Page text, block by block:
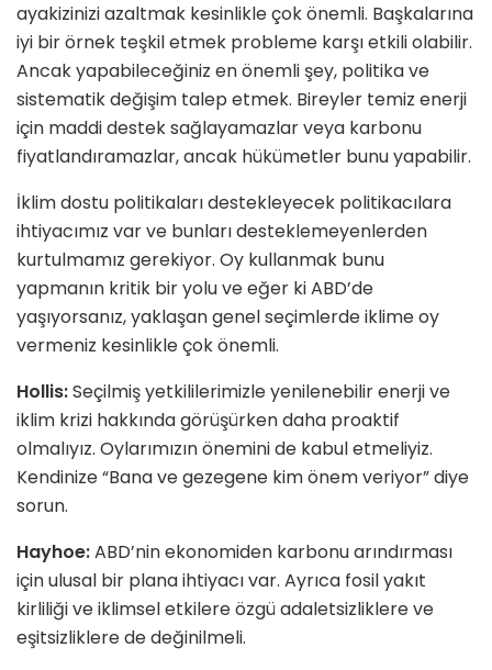
ayakizinizi azaltmak kesinlikle çok önemli. Başkalarına
iyi bir örnek teşkil etmek probleme karşı etkili olabilir.
Ancak yapabileceğiniz en önemli şey, politika ve
sistematik değişim talep etmek. Bireyler temiz enerji
için maddi destek sağlayamazlar veya karbonu
fiyatlandıramazlar, ancak hükümetler bunu yapabilir.
İklim dostu politikaları destekleyecek politikacılara
ihtiyacımız var ve bunları desteklemeyenlerden
kurtulmamız gerekiyor. Oy kullanmak bunu
yapmanın kritik bir yolu ve eğer ki ABD’de
yaşıyorsanız, yaklaşan genel seçimlerde iklime oy
vermeniz kesinlikle çok önemli.
Hollis:Seçilmiş yetkililerimizle yenilenebilir enerji ve
iklim krizi hakkında görüşürken daha proaktif
olmalıyız. Oylarımızın önemini de kabul etmeliyiz.
Kendinize “Bana ve gezegene kim önem veriyor” diye
sorun.
Hayhoe:ABD’nin ekonomiden karbonu arındırması
için ulusal bir plana ihtiyacı var. Ayrıca fosil yakıt
kirliliği ve iklimsel etkilere özgü adaletsizliklere ve
eşitsizliklere de değinilmeli.